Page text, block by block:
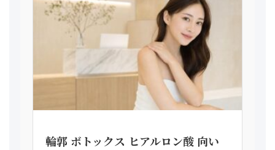
輪郭 ボトックス ヒアルロン酸 向い